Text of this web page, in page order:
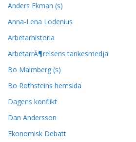
Anders Ekman (s)
Anna-Lena Lodenius
Arbetarhistoria
ArbetarrÃ¶relsens tankesmedja
Bo Malmberg (s)
Bo Rothsteins hemsida
Dagens konflikt
Dan Andersson
Ekonomisk Debatt